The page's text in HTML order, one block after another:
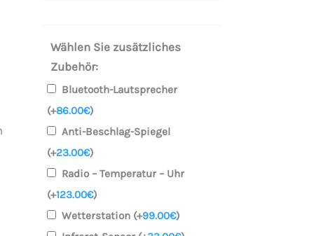
Wählen Sie zusätzliches
Zubehör:
Bluetooth-Lautsprecher
(+86.00€)
Anti-Beschlag-Spiegel
(+23.00€)
Radio – Temperatur – Uhr
(+123.00€)
Wetterstation (+99.00€)
Frontlicht.
Lautsprecher.
Anti
Nebel.
Vergrößerungsspiegel.
Uhr
Menge